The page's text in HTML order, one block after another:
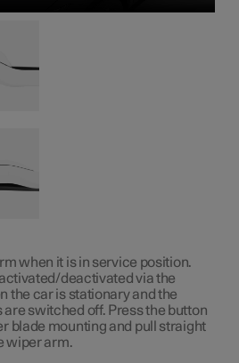
when it is in service position.
deactivated via the
the car is stationary and the
switched off. Press the button
blade mounting and pull straight
wiper arm.